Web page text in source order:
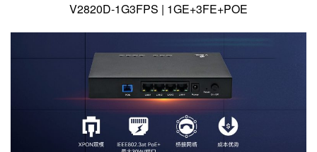
V2820D-1G3FPS | 1GE+3FE+POE